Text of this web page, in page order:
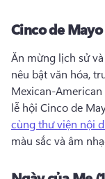
Cinco de
Ăn mừng lịch sử
nêu bật văn hóa,
Mexican-American
lễ hội Cinco de
cùng thư viện nội
màu sắc và âm